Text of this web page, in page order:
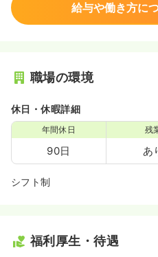
給与や働き方に
職場の環境
休日・休暇詳細
年間休日
90日
残
あ
シフト制
福利厚生・待遇